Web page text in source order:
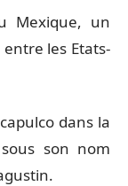
Mexique, un
les Etats-
dans la
son nom